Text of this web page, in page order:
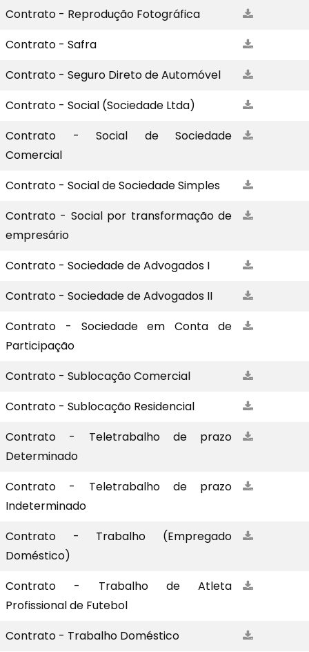
Contrato - Reprodução Fotográfica
Contrato - Safra
Contrato - Seguro Direto de Automóvel
Contrato - Social (Sociedade Ltda)
Contrato - Social de Sociedade
Comercial
Contrato - Social de Sociedade Simples
Contrato - Social por transformação de
empresário
Contrato - Sociedade de Advogados I
Contrato - Sociedade de Advogados II
Contrato - Sociedade em Conta de
Participação
Contrato - Sublocação Comercial
Contrato - Sublocação Residencial
Contrato - Teletrabalho de prazo
Determinado
Contrato - Teletrabalho de prazo
Indeterminado
Contrato - Trabalho (Empregado
Doméstico)
Contrato - Trabalho de Atleta
Profissional de Futebol
Contrato - Trabalho Doméstico